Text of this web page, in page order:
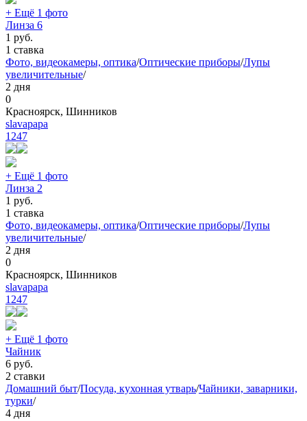
+ Ещё 1 фото
Линза 6
1 руб.
1 ставка
Фото, видеокамеры, оптика/Оптические приборы/Лупы
увеличительные/
2 дня
0
Красноярск, Шинников
slavapapa
1247
+ Ещё 1 фото
Линза 2
1 руб.
1 ставка
Фото, видеокамеры, оптика/Оптические приборы/Лупы
увеличительные/
2 дня
0
Красноярск, Шинников
slavapapa
1247
+ Ещё 1 фото
Чайник
6 руб.
2 ставки
Домашний быт/Посуда, кухонная утварь/Чайники, заварники,
турки/
4 дня